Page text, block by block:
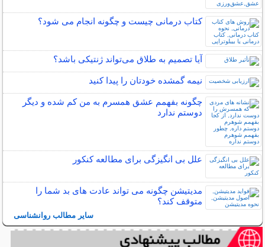
کتاب درمانی چیست و چگونه انجام می شود؟
آیا تصمیم به طلاق می‌تواند ژنتیکی باشد؟
نیمه‌ گمشده خودتان را پیدا کنید
چگونه بفهمم عشق همسرم به من کم شده و دیگر
دوستم ندارد
علل بی انگیزگی برای مطالعه کنکور
مدیتیشن چگونه می تواند عادت های بد شما را
متوقف کند؟
سایر مطالب روانشناسی